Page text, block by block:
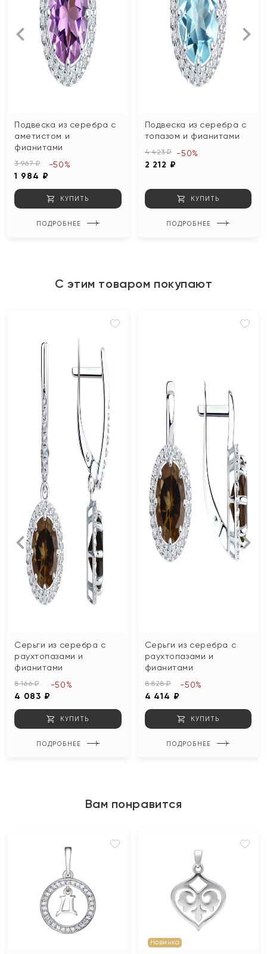
Подвеска из серебра с
аметистом и
фианитами
3 967 ₽
1 984 ₽
-50%
КУПИТЬ
ПОДРОБНЕЕ
Подвеска из серебра с
топазом и фианитами
4 423 ₽
2 212 ₽
-50%
КУПИТЬ
ПОДРОБНЕЕ
С этим товаром покупают
Серьги из серебра с
раухтопазами и
фианитами
8 166 ₽
4 083 ₽
-50%
КУПИТЬ
ПОДРОБНЕЕ
Серьги из серебра с
раухтопазами и
фианитами
8 828 ₽
4 414 ₽
-50%
КУПИТЬ
ПОДРОБНЕЕ
Вам понравится
Новинка